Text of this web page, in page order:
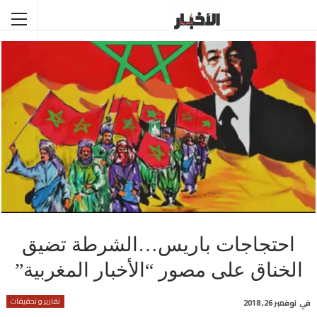
احتجاجات باريس…الشرطة تضيق
الخناق على مصور “الأخبار المغربية”
تقارير و تحقيقات في نوفمبر 26, 2018